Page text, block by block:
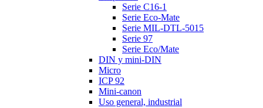
Serie C16-1
Serie Eco-Mate
Serie MIL-DTL-5015
Serie 97
Serie Eco/Mate
DIN y mini-DIN
Micro
ICP 92
Mini-canon
Uso general, industrial